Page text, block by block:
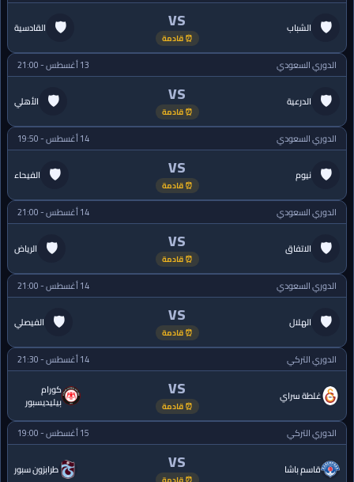
🛡 الشباب VS
⏰ قادمة
القادسية 🛡
الدوري السعودي 13 أغسطس - 21:00
🛡 الدرعية VS
⏰ قادمة
الأهلي 🛡
الدوري السعودي 14 أغسطس - 19:50
🛡 نيوم VS
⏰ قادمة
الفيحاء 🛡
الدوري السعودي 14 أغسطس - 21:00
🛡 الاتفاق VS
⏰ قادمة
الرياض 🛡
الدوري السعودي 14 أغسطس - 21:00
🛡 الهلال VS
⏰ قادمة
الفيصلي 🛡
الدوري التركي 14 أغسطس - 21:30
غلطة سراي VS
⏰ قادمة
كورام
بيليديسبور
الدوري التركي
15 أغسطس - 19:00
قاسم باشا VS طرابزون سبور